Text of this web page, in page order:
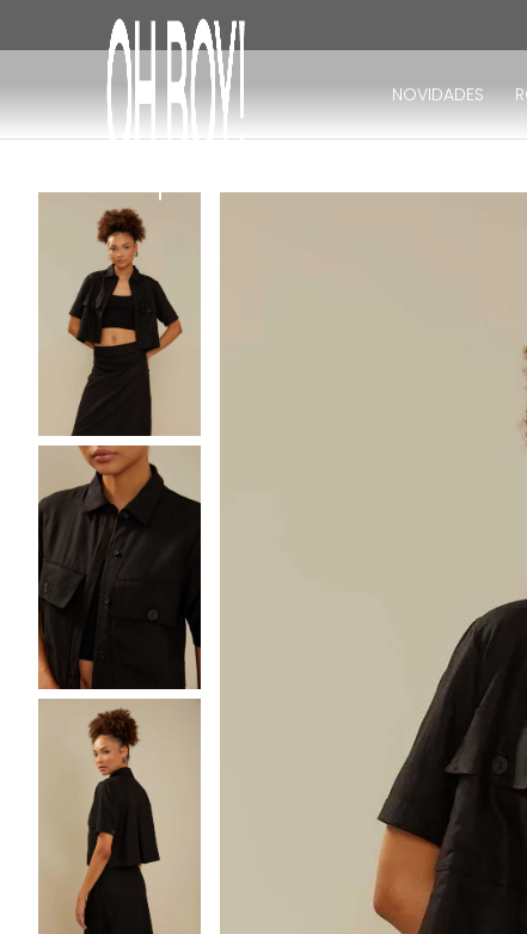
NOVIDADES
TERMOS MAIS BUSCADOS
vestido
vestido longo
3º
blusa
vestido midi
vestido curto
tricot
calça jeans
macacão
10º short